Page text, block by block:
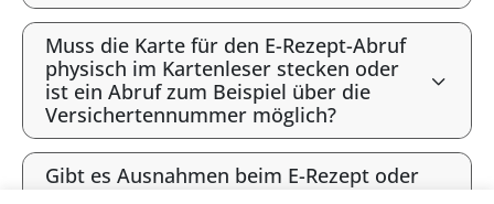
Muss die Karte für den E-Rezept-Abruf
physisch im Kartenleser stecken oder
ist ein Abruf zum Beispiel über die
Versichertennummer möglich?
Gibt es Ausnahmen beim E-Rezept oder